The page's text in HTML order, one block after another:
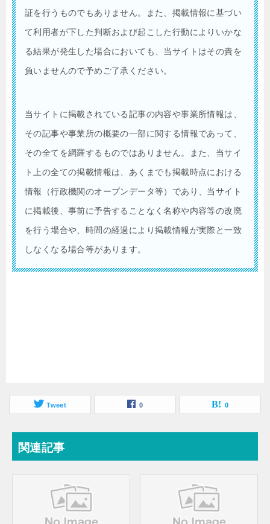
証を行うものでもありません。また、掲載情報に基づい
て利用者が下した判断および起こした行動によりいかな
る結果が発生した場合においても、当サイトはその責を
負いませんので予めご了承ください。
当サイトに掲載されている記事の内容や事業所情報は、
その記事や事業所の概要の一部に関する情報であって、
その全てを網羅するものではありません。また、当サイ
ト上の全ての掲載情報は、あくまでも掲載時点における
情報（行政機関のオープンデータ等）であり、当サイト
に掲載後、事前に予告することなく名称や内容等の改廃
を行う場合や、時間の経過により掲載情報が実際と一致
しなくなる場合等があります。
Tweet 0 0
関連記事